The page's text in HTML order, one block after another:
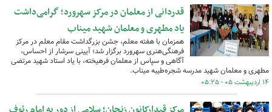
قدردانی از معلمان در مرکز سهرورد؛ گرامی‌داشت
یاد مطهری و معلمان شهید میناب
همزمان با هفته معلم، جشن بزرگداشت مقام معلم در مرکز
فرهنگی‌هنری سهرورد برگزار شد؛ آیینی سرشار از احساس،
آگاهی و سپاس از معلمان فرهیخته، با یاد استاد شهید مرتضی
مطهری و معلمان شهید مدرسه شجره‌طیبه میناب.
۱۴ اردیبهشت ۰۵ - ۰۵:۲۵